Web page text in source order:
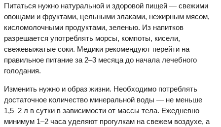
Питаться нужно натуральной и здоровой пищей — свежими
овощами и фруктами, цельными злаками, нежирным мясом,
кисломолочными продуктами, зеленью. Из напитков
разрешается употреблять морсы, компоты, кисели,
свежевыжатые соки. Медики рекомендуют перейти на
правильное питание за 2–3 месяца до начала лечебного
голодания.
Изменить нужно и образ жизни. Необходимо потреблять
достаточное количество минеральной воды — не меньше
1,5–2 л в сутки в зависимости от массы тела. Ежедневно
минимум 1–2 часа уделяют прогулкам на свежем воздухе, а